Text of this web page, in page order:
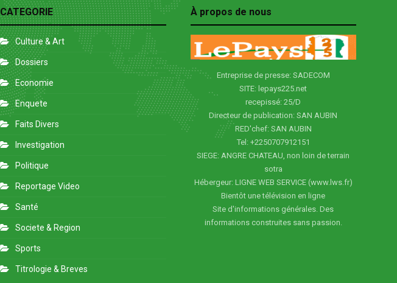
CATEGORIE
Culture & Art
Dossiers
Economie
Enquete
Faits Divers
Investigation
Politique
Reportage Video
Santé
Societe & Region
Sports
Titrologie & Breves
À propos de nous
Entreprise de presse: SADECOM
SITE: lepays225.net
recepissé: 25/D
Directeur de publication: SAN AUBIN
RED'chef: SAN AUBIN
Tel: +2250707912151
SIEGE: ANGRE CHATEAU, non loin de terrain
sotra
Hébergeur: LIGNE WEB SERVICE (www.lws.fr)
Bientôt une télévision en ligne
Site d'informations générales. Des
informations construites sans passion.